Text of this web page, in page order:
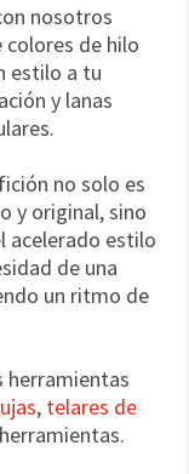
nosotros
colores de hilo
estilo a tu
y lanas
no solo es
y original, sino
acelerado estilo
de una
un ritmo de
herramientas
, telares de